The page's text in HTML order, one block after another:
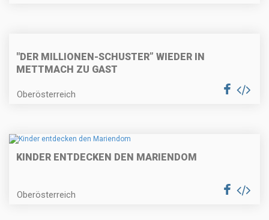
"DER MILLIONEN-SCHUSTER” WIEDER IN
METTMACH ZU GAST
Oberösterreich
KINDER ENTDECKEN DEN MARIENDOM
Oberösterreich